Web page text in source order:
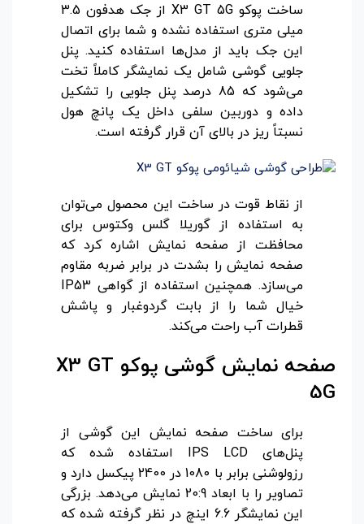
ساخت پوکو X3 GT 5G از جک هدفون 3.5
میلی متری استفاده نشده و شما برای اتصال
این جک باید از مدل‌ها استفاده کنید. پنل
جلویی گوشی شامل یک نمایشگر کاملاً تخت
می‌شود که 85 درصد پنل جلویی را تشکیل
داده و دوربین سلفی داخل یک پانچ هول
نسبتاً ریز در بالای آن قرار گرفته است.
از نقاط قوت در ساخت این محصول می‌توان
به استفاده از گوریلا گلس وکتوس برای
محافظت از صفحه نمایش اشاره کرد که
صفحه نمایش را بشدت در برابر ضربه مقاوم
می‌سازد. همچنین استفاده از گواهی IP53
خیال شما را از بابت گردوغبار و پاشش
قطرات آب راحت می‌کند.
صفحه نمایش گوشی پوکو X3 GT
5G
برای ساخت صفحه نمایش این گوشی از
پنل‌های IPS LCD استفاده شده که
رزولوشنی برابر با 1080 در 2400 پیکسل دارد و
تصاویر را با ابعاد 20:9 نمایش می‌دهد. بزرگی
این نمایشگر 6.6 اینچ در نظر گرفته شده که